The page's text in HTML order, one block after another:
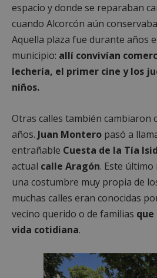
espacio y donde se reparaban
cuando Alcorcón aún
Aquella plaza fue durante años
municipio: allí convivían
lechería, el primer cine y los
niños.
Otras calles también cambiaron
años. Juan Montero pasó a
entrañable Cuesta de la Tía
actual calle Aragón. Este
una costumbre muy propia de
muchas calles eran conocidas
vecino querido o de familias
vida cotidiana.